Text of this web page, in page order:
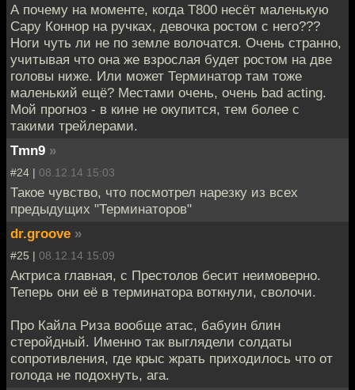
А почему на моменте, когда Т800 несёт маленькую
Сару Коннор на ручках, девочка ростом с него???
Ноги чуть ли не по земле волочатся. Очень странно,
учитывая что она же взрослая будет ростом на две
головы ниже. Или может Терминатор там тоже
маленький ещё? Местами очень, очень bad acting.
Мой прогноз - в кине не окупится, тем более с
такими трейлерами.
Tmn9 »
#24 | 08.12.14 15:03
Такое чувство, что посмотрел нарезку из всех
предыдущих "Терминаторов"
dr.groove »
#25 | 08.12.14 15:09
Актриса главная, с Престолов бесит неимоверно.
Теперь они её в терминатора воткнули, сволочи.
Про Кайла Риза вообще атас, бабуин блин
стеройдный. Именно так выглядели солдаты
сопротивления, где крыс жрать приходилось что от
голода не подохнуть, ага.